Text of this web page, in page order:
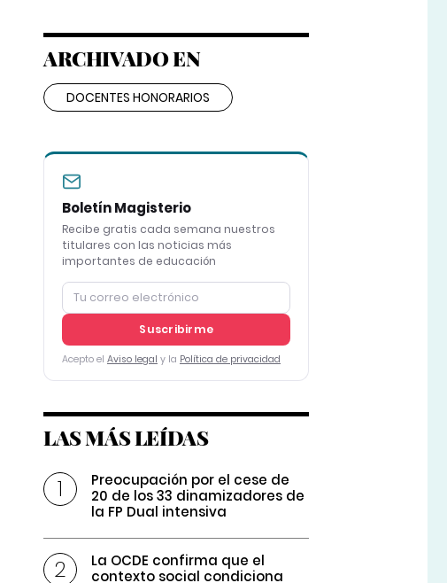
ARCHIVADO EN
DOCENTES HONORARIOS
Boletín Magisterio
Recibe gratis cada semana nuestros
titulares con las noticias más
importantes de educación
Suscribirme
Acepto el Aviso legal y la Política de privacidad
LAS MÁS LEÍDAS
Preocupación por el cese de
20 de los 33 dinamizadores de
la FP Dual intensiva
La OCDE confirma que el
contexto social condiciona